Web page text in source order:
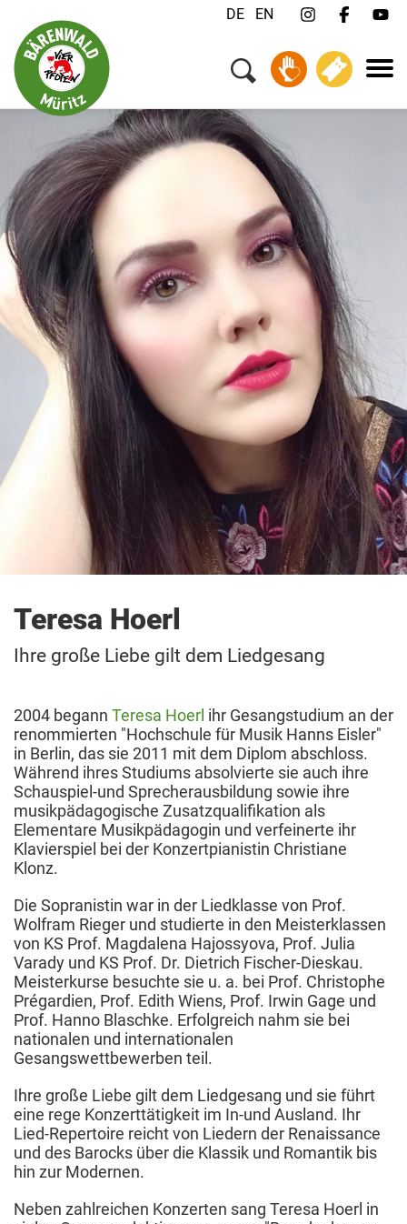
DE EN
Teresa Hoerl
Ihre große Liebe gilt dem Liedgesang
2004 begann Teresa Hoerl ihr Gesangstudium an der
renommierten "Hochschule für Musik Hanns Eisler"
in Berlin, das sie 2011 mit dem Diplom abschloss.
Während ihres Studiums absolvierte sie auch ihre
Schauspiel-und Sprecherausbildung sowie ihre
musikpädagogische Zusatzqualifikation als
Elementare Musikpädagogin und verfeinerte ihr
Klavierspiel bei der Konzertpianistin Christiane
Klonz.
Die Sopranistin war in der Liedklasse von Prof.
Wolfram Rieger und studierte in den Meisterklassen
von KS Prof. Magdalena Hajossyova, Prof. Julia
Varady und KS Prof. Dr. Dietrich Fischer-Dieskau.
Meisterkurse besuchte sie u. a. bei Prof. Christophe
Prégardien, Prof. Edith Wiens, Prof. Irwin Gage und
Prof. Hanno Blaschke. Erfolgreich nahm sie bei
nationalen und internationalen
Gesangswettbewerben teil.
Ihre große Liebe gilt dem Liedgesang und sie führt
eine rege Konzerttätigkeit im In-und Ausland. Ihr
Lied-Repertoire reicht von Liedern der Renaissance
und des Barocks über die Klassik und Romantik bis
hin zur Modernen.
Neben zahlreichen Konzerten sang Teresa Hoerl in
Menü
Ihr Besuch
Tiere & Tierschutz
Über uns
Jobs
FAQ
Kontakt
Newsletter
Spenden
Tickets